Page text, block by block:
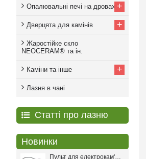
Опалювальні печі на дровах +
Дверцята для камінів +
Жаростійке скло
NEOCERAM® та ін.
Каміни та інше +
Лазня в чані
Статті про лазню
Новинки
Пульт для електрокам'янки EcoFlame Con-6, 18-25 кВт.